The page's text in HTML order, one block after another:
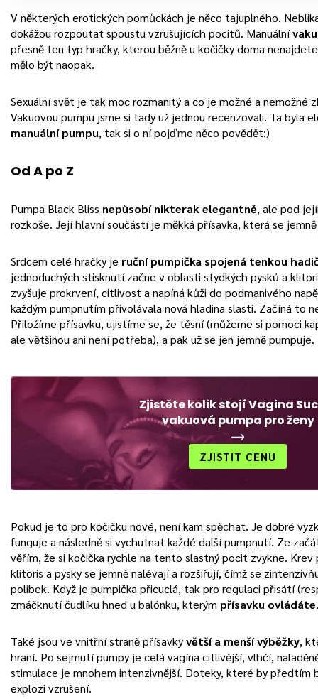
V některých erotických pomůckách je něco tajuplného.
dokážou rozpoutat spoustu vzrušujících pocitů. Manuální
přesně ten typ hračky, kterou běžně u kočičky doma
mělo být naopak.
Sexuální svět je tak moc rozmanitý a co je možné a nemožné
Vakuovou pumpu jsme si tady už jednou recenzovali. Ta byla
manuální pumpu, tak si o ní pojďme něco povědět:)
Od A po Z
Pumpa Black Bliss nepůsobí nikterak elegantně, ale pod
rozkoše. Její hlavní součástí je měkká přísavka, která se
Srdcem celé hračky je ruční pumpička spojená tenkou
jednoduchých stisknutí začne v oblasti stydkých pysků a
zvyšuje prokrvení, citlivost a napíná kůži do podmanivého
každým pumpnutím přivolávala nová hladina slasti. Začíná to
Přiložíme přísavku, ujistíme se, že těsní (můžeme si pomoci
ale většinou ani není potřeba), a pak už se jen jemně pumpuje.
Zjistěte kolik stojí Vagina
vakuová pumpa pro ženy
ZJISTIT CENU
Pokud je to pro kočičku nové, není kam spěchat. Je dobré
funguje a následně si vychutnat každé další pumpnutí. Ze
věřím, že si kočička rychle na tento slastný pocit zvykne.
klitoris a pysky se jemně nalévají a rozšiřují, čímž se
polibek. Když je pumpička přicuclá, tak pro regulaci přisátí
zmáčknutí čudlíku hned u balónku, kterým přísavku ovládáte
Také jsou ve vnitřní straně přísavkyvětší a menší výběžky,
hraní. Po sejmutí pumpy je celá vagína citlivější, vlhčí,
stimulace je mnohem intenzivnější. Doteky, které by předtím
explozi vzrušení.